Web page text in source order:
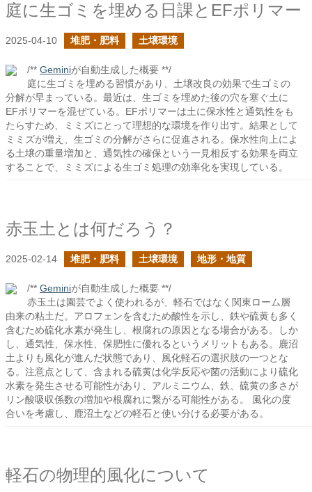
庭に生ゴミを埋める日課とEFポリマー
2025-04-10 堆肥・肥料 土壌環境
/** Geminiが自動生成した概要 **/
庭に生ゴミを埋める習慣があり、土壌改良の効果で生ゴミの
分解が早まっている。最近は、生ゴミを埋めた後の穴を塞ぐ土に
EFポリマーを混ぜている。EFポリマーは土に保水性と通気性をも
たらすため、ミミズにとって理想的な環境を作り出す。結果として
ミミズが増え、生ゴミの分解がさらに促進される。保水性向上によ
る土壌の重量増加と、通気性の確保という一見相反する効果を両立
することで、ミミズによる生ゴミ処理の効率化を実現している。
赤玉土とは何だろう？
2025-02-14 堆肥・肥料 土壌環境 地形・地質
/** Geminiが自動生成した概要 **/
赤玉土は園芸でよく使われるが、軽石ではなく関東ローム層
由来の粘土だ。アロフェンを含むため酸性を示し、鉄や硫黄も多く
含むため硫化水素が発生し、根腐れの原因となる場合がある。しか
し、通気性、保水性、保肥性に優れるというメリットもある。鹿沼
土よりも風化が進んだ状態であり、風化軽石の選択肢の一つとな
る。注意点として、含まれる硫黄は化学反応や菌の活動により硫化
水素を発生させる可能性があり、アルミニウム、鉄、硫黄の多さが
リン酸吸収係数の増加や根腐れに繋がる可能性がある。 風化の度
合いを考慮し、鹿沼土などの軽石と使い分ける必要がある。
軽石の物理的風化について